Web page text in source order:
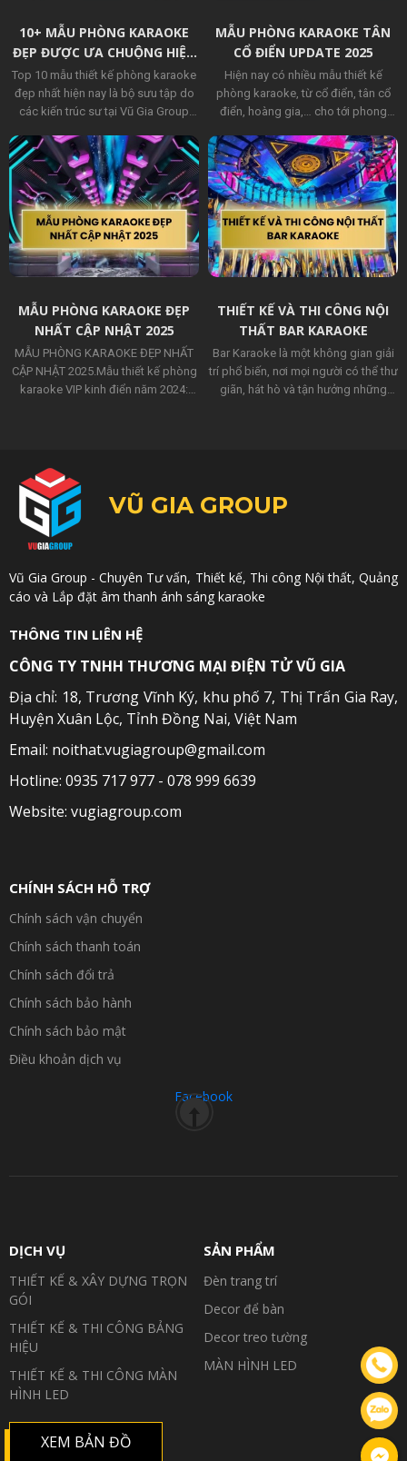
10+ MẪU PHÒNG KARAOKE
ĐẸP ĐƯỢC ƯA CHUỘNG HIỆN
NAY
Top 10 mẫu thiết kế phòng karaoke
đẹp nhất hiện nay là bộ sưu tập do
các kiến trúc sư tại Vũ Gia Group
đẹp sang trọng chi phí thấp đáp
ứng yêu cầu khách hàng, tạo ra
phong cách độc đáo cho mẫu quán
karaoke đẹp thu hút khách hàng
mang lại lợi nhuận cao.
MẪU PHÒNG KARAOKE TÂN
CỔ ĐIỂN UPDATE 2025
Hiện nay có nhiều mẫu thiết kế
phòng karaoke, từ cổ điển, tân cổ
điển, hoàng gia,… cho tới phong
đang tìm mẫu thiết kế karaoke tân
cổ điển thì bài viết dưới đây sẽ gợi
ý 20+ mẫu thiết kế phòng
karaoke kinh điển nhất năm 2025.
Cùng tìm hiểu ngay đó là những mẫu
thiết kế nào ngay nhé.
MẪU PHÒNG KARAOKE ĐẸP
NHẤT CẬP NHẬT 2025
MẪU PHÒNG KARAOKE ĐẸP NHẤT
CẬP NHẬT 2025.Mẫu thiết kế phòng
karaoke VIP kinh điển năm 2024:
THIẾT KẾ VÀ THI CÔNG NỘI
THẤT BAR KARAOKE
Bar Karaoke là một không gian giải
trí phổ biến, nơi mọi người có thể thư
giãn, hát hò và tận hưởng những
VŨ GIA GROUP
Vũ Gia Group - Chuyên Tư vấn, Thiết kế, Thi công Nội thất, Quảng
cáo và Lắp đặt âm thanh ánh sáng karaoke
THÔNG TIN LIÊN HỆ
CÔNG TY TNHH THƯƠNG MẠI ĐIỆN TỬ VŨ GIA
Địa chỉ: 18, Trương Vĩnh Ký, khu phố 7, Thị Trấn Gia Ray,
Huyện Xuân Lộc, Tỉnh Đồng Nai, Việt Nam
Email: noithat.vugiagroup@gmail.com
Hotline: 0935 717 977 - 078 999 6639
Website: vugiagroup.com
CHÍNH SÁCH HỖ TRỢ
Chính sách vận chuyển
Chính sách thanh toán
Chính sách đổi trả
Chính sách bảo hành
Chính sách bảo mật
Điều khoản dịch vụ
Facebook
XEM BẢN ĐỒ
DỊCH VỤ
THIẾT KẾ & XÂY DỰNG TRỌN
GÓI
THIẾT KẾ & THI CÔNG BẢNG
HIỆU
THIẾT KẾ & THI CÔNG MÀN
HÌNH LED
SẢN PHẨM
Đèn trang trí
Decor để bàn
Decor treo tường
MÀN HÌNH LED
Facebook